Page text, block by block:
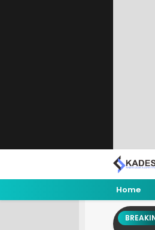
Home